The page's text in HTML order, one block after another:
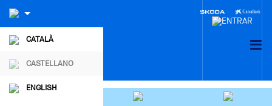
CATALÀ
CASTELLANO
ENGLISH